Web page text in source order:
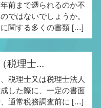
前まで遡られるのか不
ではないでしょうか。
関する多くの書類 […]
税理士...
税理士又は税理士法人
した際に、一定の書面
通常税務調査前に […]